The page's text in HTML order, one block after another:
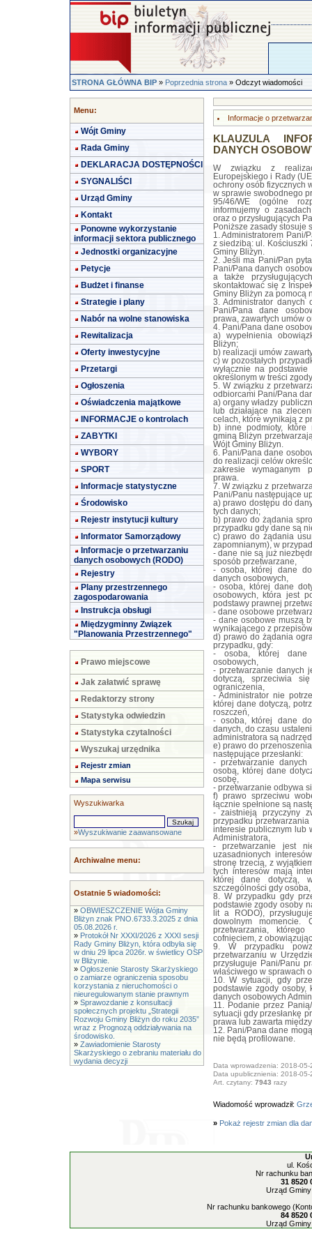
STRONA GŁÓWNA BIP»Poprzednia strona» Odczyt wiadomości
Menu:
Wójt Gminy
Rada Gminy
DEKLARACJA DOSTĘPNOŚCI
SYGNALIŚCI
Urząd Gminy
Kontakt
Ponowne wykorzystanie
informacji sektora publicznego
Jednostki organizacyjne
Petycje
Budżet i finanse
Strategie i plany
Nabór na wolne stanowiska
Rewitalizacja
Oferty inwestycyjne
Przetargi
Ogłoszenia
Oświadczenia majątkowe
INFORMACJE o kontrolach
ZABYTKI
WYBORY
SPORT
Informacje statystyczne
Środowisko
Rejestr instytucji kultury
Informator Samorządowy
Informacje o przetwarzaniu
danych osobowych (RODO)
Rejestry
Plany przestrzennego
zagospodarowania
Instrukcja obsługi
Międzygminny Związek
"Planowania Przestrzennego"
Prawo miejscowe
Jak załatwić sprawę
Redaktorzy strony
Statystyka odwiedzin
Statystyka czytalności
Wyszukaj urzędnika
Rejestr zmian
Mapa serwisu
Wyszukiwarka
»Wyszukiwanie zaawansowane
Archiwalne menu:
Ostatnie 5 wiadomości:
» OBWIESZCZENIE Wójta Gminy
Bliżyn znak PNO.6733.3.2025 z dnia
05.08.2026 r.
» Protokół Nr XXXI/2026 z XXXI sesji
Rady Gminy Bliżyn, która odbyła się
w dniu 29 lipca 2026r. w świetlicy OSP
w Bliżynie.
» Ogłoszenie Starosty Skarżyskiego
o zamiarze ograniczenia sposobu
korzystania z nieruchomości o
nieuregulowanym stanie prawnym
» Sprawozdanie z konsultacji
społecznych projektu „Strategii
Rozwoju Gminy Bliżyn do roku 2035”
wraz z Prognozą oddziaływania na
środowisko.
» Zawiadomienie Starosty
Skarżyskiego o zebraniu materiału do
wydania decyzji
Informacje o
KLAUZULA
DANYCH
W związku z
Europejskiego i Rady
ochrony osób fizycznych
w sprawie swobodnego
95/46/WE (ogólne
informujemy o
oraz o przysługujących
Poniższe zasady stosuje
1. Administratorem Pani/
z siedzibą: ul. Kościuszki
Gminy Bliżyn.
2. Jeśli ma Pani/Pan
Pani/Pana danych
a także
skontaktować się z
Gminy Bliżyn za pomocą
3. Administrator danych
Pani/Pana dane
prawa, zawartych umów
4. Pani/Pana dane
a) wypełnienia
Bliżyn;
b) realizacji umów
c) w pozostałych
wyłącznie na
określonym w treści
5. W związku z
odbiorcami Pani/Pana
a) organy władzy
lub działające na
celach, które wynikają z
b) inne podmioty, które
gminą Bliżyn
Wójt Gminy Bliżyn.
6. Pani/Pana dane
do realizacji celów
zakresie wymaganym
prawa.
7. W związku z
Pani/Panu następujące
a) prawo dostępu do
tych danych;
b) prawo do żądania
przypadku gdy dane są
c) prawo do żądania
zapomnianym), w
- dane nie są już
sposób przetwarzane,
- osoba, której dane
danych osobowych,
- osoba, której dane
osobowych, która jest
podstawy prawnej
- dane osobowe
- dane osobowe muszą
wynikającego z
d) prawo do żądania
przypadku, gdy:
- osoba, której dane
osobowych,
- przetwarzanie danych
dotyczą, sprzeciwia
ograniczenia,
- Administrator nie
której dane dotyczą,
roszczeń,
- osoba, której dane
danych, do czasu
administratora są
e) prawo do
następujące przesłanki:
- przetwarzanie
osobą, której dane
osobę,
- przetwarzanie odbywa
f) prawo sprzeciwu
łącznie spełnione są
- zaistnieją przyczyny
przypadku
interesie publicznym lub
Administratora,
- przetwarzanie jest
uzasadnionych
stronę trzecią, z
tych interesów mają
której dane dotyczą,
szczególności gdy
8. W przypadku gdy
podstawie zgody osoby
lit a RODO),
dowolnym
przetwarzania,
cofnięciem, z
9. W przypadku
przetwarzaniu w
przysługuje Pani/Panu
właściwego w sprawach
10. W sytuacji, gdy
podstawie zgody osoby,
danych osobowych
11. Podanie przez
sytuacji gdy przesłankę
prawa lub zawarta
12. Pani/Pana dane
nie będą profilowane.
Data wprowadzenia: 2018-05-
Data upublicznienia: 2018-05-
Art. czytany: 7943 razy
Wiadomość wprowadził:
» Pokaż rejestr zmian dla
ul.
Nr rachunku
31 8520
Urząd
Nr rachunku bankowego
84 8520
Urząd